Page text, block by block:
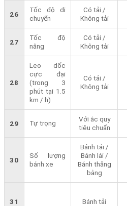
26
Tốc độ di
chuyển
Có tải /
Không tải
27
Tốc độ
nâng
Có tải /
Không tải
28
Leo dốc
cực đại
(trong 3
phút tại 1.5
km / h)
Có tải /
Không tải
29 Tự trọng
Với ắc quy
tiêu chuẩn
30
Số lượng
bánh xe
Bánh tải /
Bánh lái /
Bánh thăng
bằng
31 Bánh tải